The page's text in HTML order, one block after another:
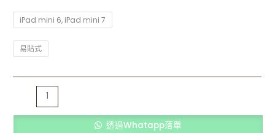
iPad mini 6, iPad mini 7
易貼式
透過Whatapp落單